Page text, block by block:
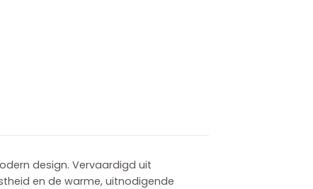
design. Vervaardigd uit
en de warme, uitnodigende